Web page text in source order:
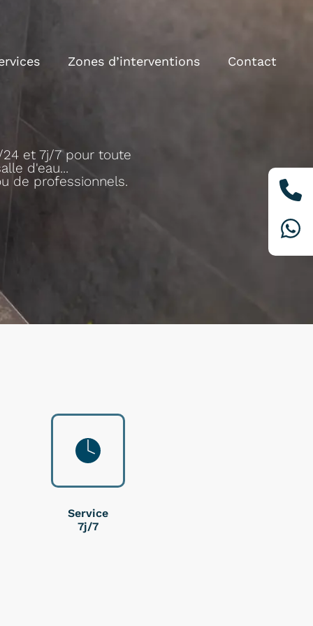
Zones d’interventions Contact
et 7j/7 pour toute
d'eau...
de professionnels.
Service
7j/7